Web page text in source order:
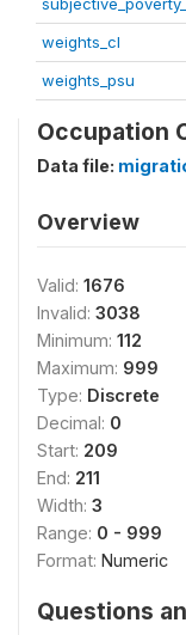
weights_cl
weights_psu
Occupation
Data file:
Overview
Valid: 1676
Invalid: 3038
Minimum: 112
Maximum: 999
Type: Discrete
Decimal: 0
Start: 209
End: 211
Width: 3
Range: 0 - 999
Format: Numeric
Questions